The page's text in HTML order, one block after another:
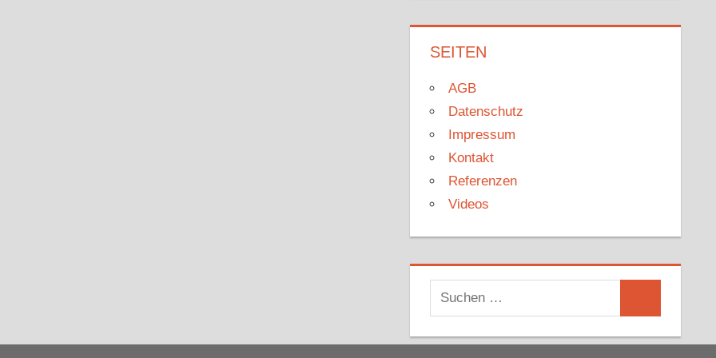
SEITEN
AGB
Datenschutz
Impressum
Kontakt
Referenzen
Videos
Suchen
nach: